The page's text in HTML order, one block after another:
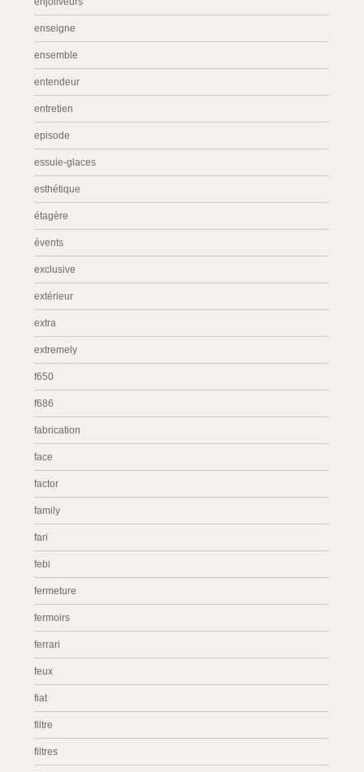
enseigne
ensemble
entendeur
entretien
episode
essuie-glaces
esthétique
étagère
évents
exclusive
extérieur
extra
extremely
f650
f686
fabrication
face
factor
family
fari
febi
fermeture
fermoirs
ferrari
feux
fiat
filtre
filtres